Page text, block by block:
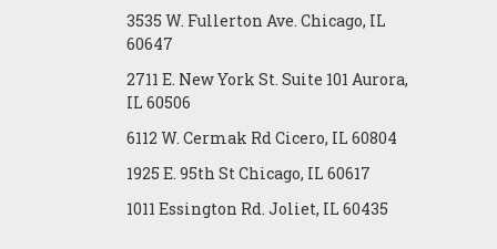
3535 W. Fullerton Ave. Chicago, IL
60647
2711 E. New York St. Suite 101 Aurora,
IL 60506
6112 W. Cermak Rd Cicero, IL 60804
1925 E. 95th St Chicago, IL 60617
1011 Essington Rd. Joliet, IL 60435